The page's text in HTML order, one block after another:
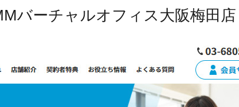
バーチャルオフィス大阪梅田店